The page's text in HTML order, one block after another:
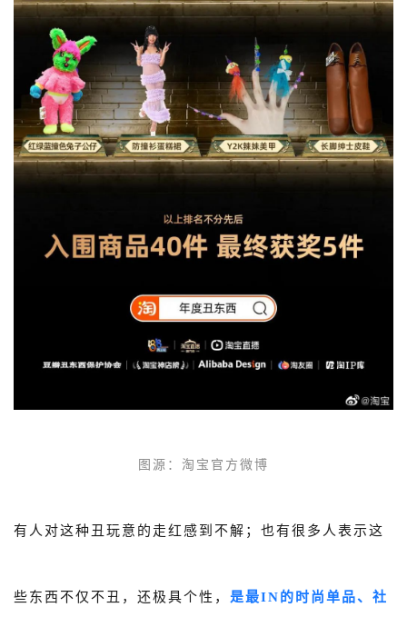
图源 ： 淘宝官方微博
有人对这种丑玩意的走红感到不解；也有很多人表示这
些东西不仅不丑，还极具个性， 是最IN的时尚单品、社